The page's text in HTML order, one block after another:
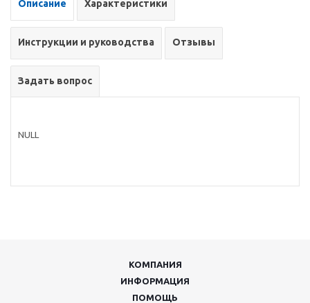
Описание Характеристики
Инструкции и руководства Отзывы
Задать вопрос
NULL
КОМПАНИЯ
ИНФОРМАЦИЯ
ПОМОЩЬ